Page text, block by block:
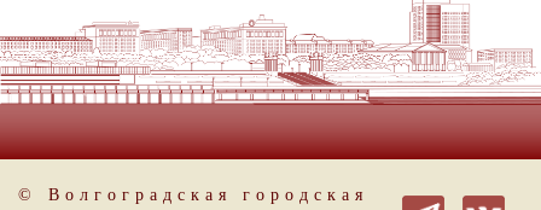
© Волгоградская городская